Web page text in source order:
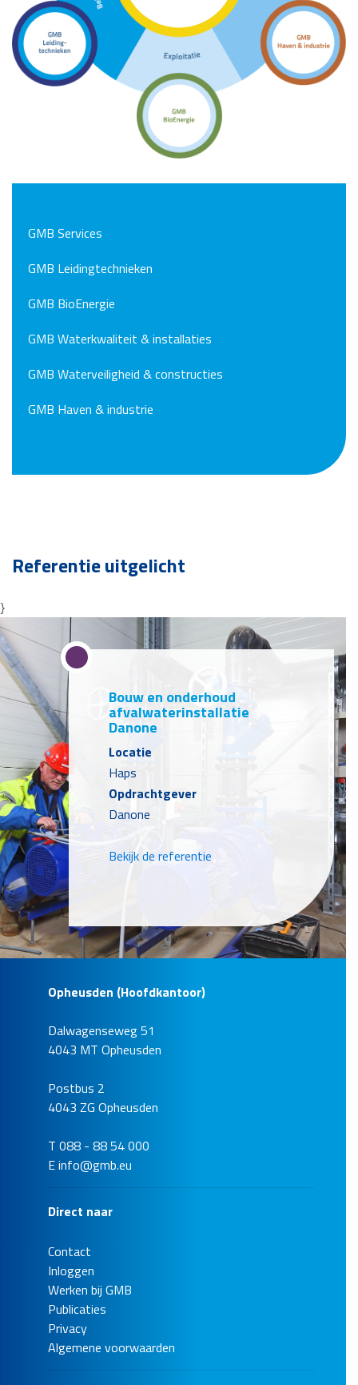
GMB Services
GMB Leidingtechnieken
GMB BioEnergie
GMB Waterkwaliteit & installaties
GMB Waterveiligheid & constructies
GMB Haven & industrie
Referentie uitgelicht
}
Bouw en onderhoud
afvalwaterinstallatie
Danone
Locatie
Haps
Opdrachtgever
Danone
Bekijk de referentie
Putrenovatie met
glasvezelplaten
Gemeente Enschede
Opheusden (Hoofdkantoor)
Dalwagenseweg 51
4043 MT Opheusden
Postbus 2
4043 ZG Opheusden
T 088 - 88 54 000
Einfo@gmb.eu
Direct naar
Contact
Inloggen
Werken bij GMB
Publicaties
Privacy
Algemene voorwaarden